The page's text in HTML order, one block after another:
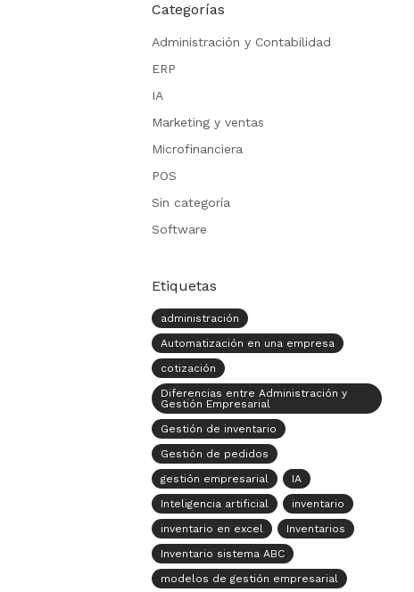
Categorías
Administración y Contabilidad
ERP
IA
Marketing y ventas
Microfinanciera
POS
Sin categoría
Software
Etiquetas
administración
Automatización en una empresa
cotización
Diferencias entre Administración y
Gestión Empresarial
Gestión de inventario
Gestión de pedidos
gestión empresarial
IA
Inteligencia artificial
inventario
inventario en excel
Inventarios
Inventario sistema ABC
modelos de gestión empresarial